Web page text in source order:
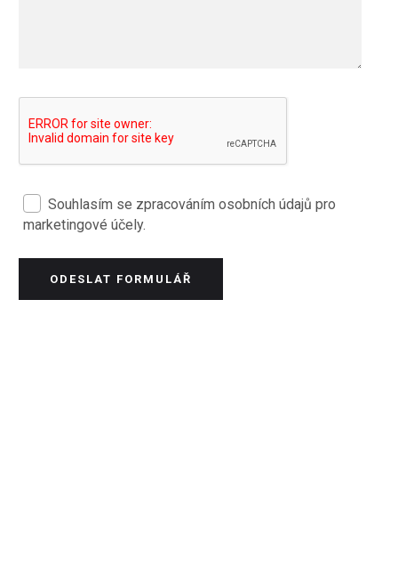
Souhlasím se zpracováním osobních údajů pro
marketingové účely.
ODESLAT FORMULÁŘ